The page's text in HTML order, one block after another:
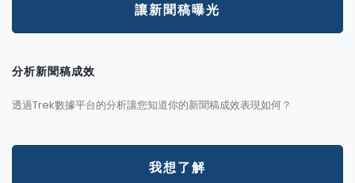
讓新聞稿曝光
分析新聞稿成效
透過Trek數據平台的分析讓您知道你的新聞稿成效表現如何？
我想了解